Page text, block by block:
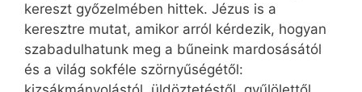
kereszt győzelmében hittek. Jézus is a
keresztre mutat, amikor arról kérdezik, hogyan
szabadulhatunk meg a bűneink mardosásától
és a világ sokféle szörnyűségétől: